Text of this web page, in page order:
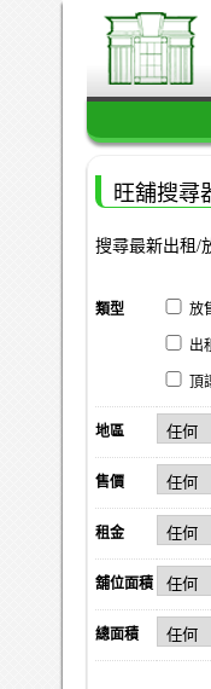
旺舖搜尋
搜尋最新出租/
類型 放
出
頂
地區
售價
租金
舖位面積
總面積